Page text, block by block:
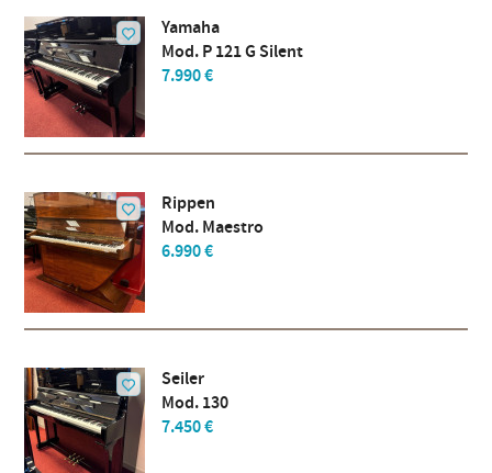
Yamaha
Mod. P 121 G Silent
7.990 €
Rippen
Mod. Maestro
6.990 €
Seiler
Mod. 130
7.450 €